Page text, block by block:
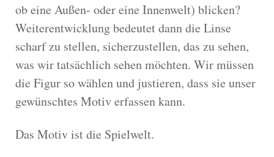
ob eine Außen- oder eine Innenwelt) blicken?
Weiterentwicklung bedeutet dann die Linse
scharf zu stellen, sicherzustellen, das zu sehen,
was wir tatsächlich sehen möchten. Wir müssen
die Figur so wählen und justieren, dass sie unser
gewünschtes Motiv erfassen kann.
Das Motiv ist die Spielwelt.